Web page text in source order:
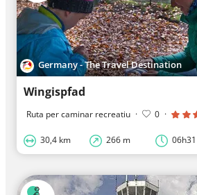
Germany - The Travel Destination
Wingispfad
Ruta per caminar recreatiu · 0 ·
30,4 km 266 m 06h31